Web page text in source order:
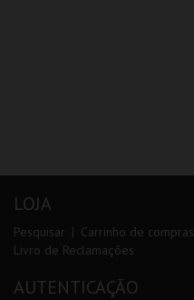
LOJA
Pesquisar Carrinho de compras
Livro de Reclamações
AUTENTICAÇÃO